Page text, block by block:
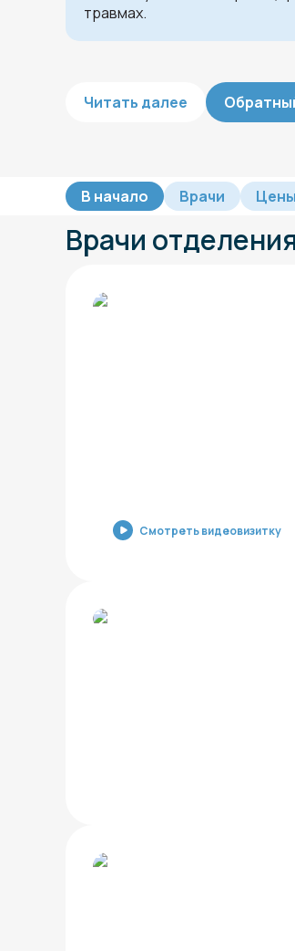
травмах.
Читать далее
В начало Врачи Цены
Врачи
Смотреть видеовизитку